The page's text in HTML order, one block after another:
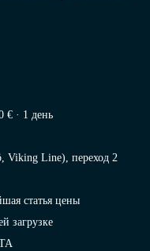
€ · 1 день
Viking Line), переход 2
статья цены
загрузке